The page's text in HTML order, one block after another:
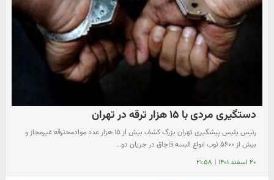
دستگیری مردی با ۱۵ هزار ترقه در تهران
رئیس پلیس پیشگیری تهران بزرگ کشف بیش از ۱۵ هزار عدد موادمحترقه غیرمجاز و
بیش از ۵۶۰۰ ثوب انواع البسه قاچاق در جریان دو…
۲۰ اسفند ۱۴۰۱ | ۲۱:۵۸